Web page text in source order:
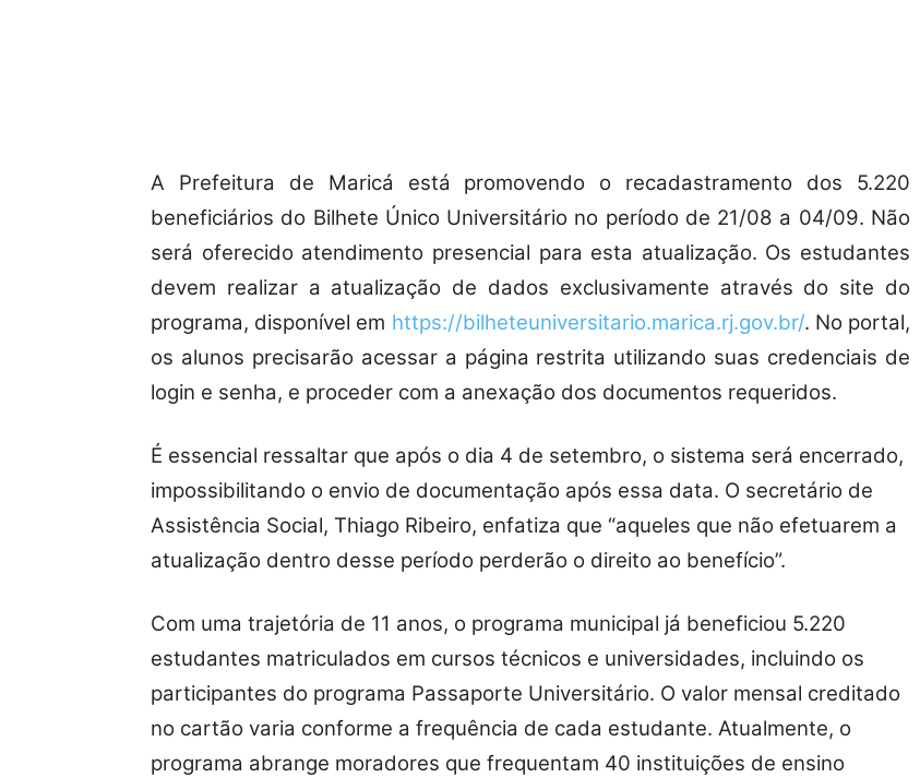
A Prefeitura de Maricá está promovendo o recadastramento dos 5.220
beneficiários do Bilhete Único Universitário no período de 21/08 a 04/09. Não
será oferecido atendimento presencial para esta atualização. Os estudantes
devem realizar a atualização de dados exclusivamente através do site do
programa, disponível em https://bilheteuniversitario.marica.rj.gov.br/. No portal,
os alunos precisarão acessar a página restrita utilizando suas credenciais de
login e senha, e proceder com a anexação dos documentos requeridos.
É essencial ressaltar que após o dia 4 de setembro, o sistema será encerrado,
impossibilitando o envio de documentação após essa data. O secretário de
Assistência Social, Thiago Ribeiro, enfatiza que “aqueles que não efetuarem a
atualização dentro desse período perderão o direito ao benefício”.
Com uma trajetória de 11 anos, o programa municipal já beneficiou 5.220
estudantes matriculados em cursos técnicos e universidades, incluindo os
participantes do programa Passaporte Universitário. O valor mensal creditado
no cartão varia conforme a frequência de cada estudante. Atualmente, o
programa abrange moradores que frequentam 40 instituições de ensino